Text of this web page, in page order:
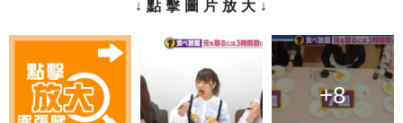
↓ 點 擊 圖 片 放 大 ↓
+8